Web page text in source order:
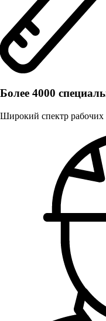
Более 4000
Широкий спектр рабочих